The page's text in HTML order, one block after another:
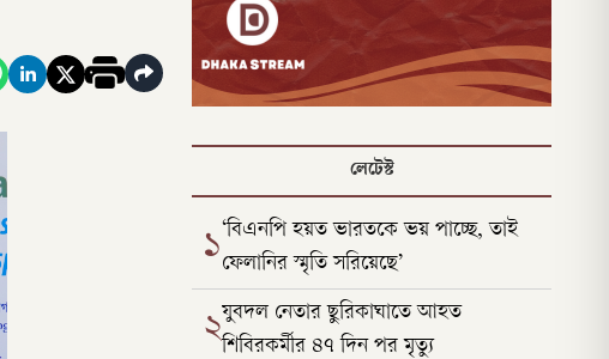
লেটেস্ট
১‘বিএনপি হয়ত ভারতকে ভয় পাচ্ছে, তাই
ফেলানির স্মৃতি সরিয়েছে’
২যুবদল নেতার ছুরিকাঘাতে আহত
শিবিরকর্মীর ৪৭ দিন পর মৃত্যু